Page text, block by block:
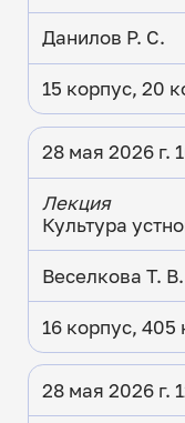
Данилов Р. С.
15 корпус, 20
28 мая 2026 г.
Лекция
Культура
Веселкова Т. В.
16 корпус, 405
28 мая 2026 г.